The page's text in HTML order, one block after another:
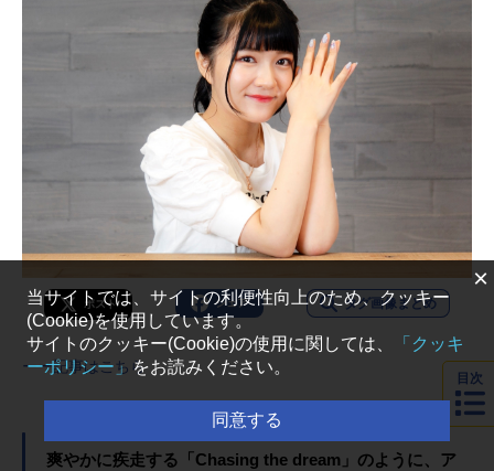
ポスト シェア タグ画像まとめ
ーー記事はこちら
爽やかに疾走する「Chasing the dream」のように、ア
目次
×
当サイトでは、サイトの利便性向上のため、クッキー
(Cookie)を使用しています。
サイトのクッキー(Cookie)の使用に関しては、
「クッキ
ーポリシー」 をお読みください。
同意する